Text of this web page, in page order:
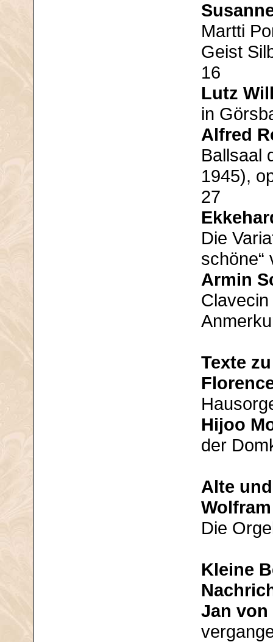
Martti
Geist
16
Lutz
in
Alfred
Ballsaal
1945),
27
Die
schöne“
Armin
Texte
Hijoo
der
Alte
Die
Kleine
Jan